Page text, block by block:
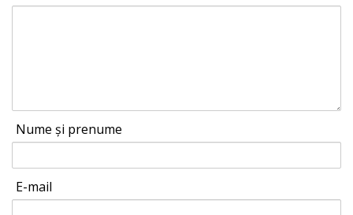
Nume și prenume
E-mail